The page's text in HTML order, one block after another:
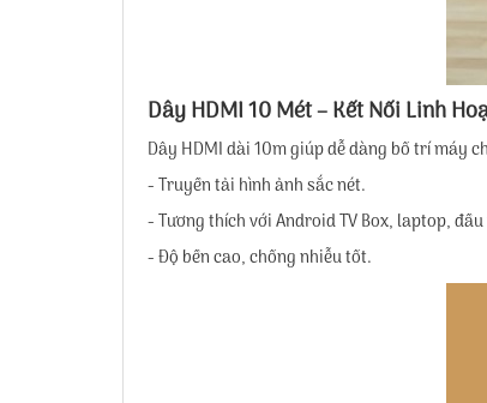
Dây HDMI 10 Mét – Kết Nối Linh
Dây HDMI dài 10m giúp dễ dàng bố trí máy
- Truyền tải hình ảnh sắc nét.
- Tương thích với Android TV Box, laptop, đầu
- Độ bền cao, chống nhiễu tốt.